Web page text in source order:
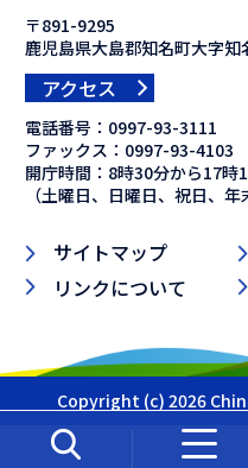
〒891-9295
鹿児島県大島郡知名町大字知
アクセス
電話番号： 0997-93-3111
ファックス： 0997-93-4103
開庁時間：8時30分から17時
（土曜日、日曜日、祝日、年
サイトマップ
リンクについて
Copyright (c) 2026